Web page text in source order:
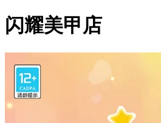
闪耀美甲店